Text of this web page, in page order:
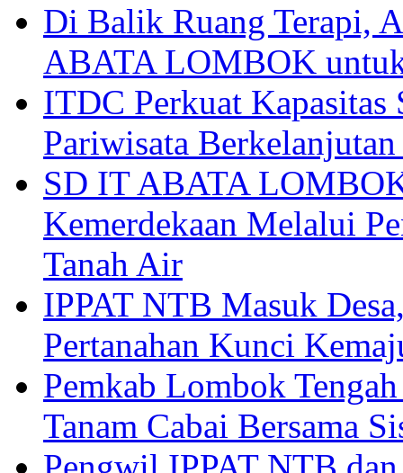
Di Balik Ruang Terapi,
ABATA LOMBOK
ITDC Perkuat
Pariwisata
SD IT ABATA
Kemerdekaan Melalui
Tanah Air
IPPAT NTB Masuk
Pertanahan Kunci
Pemkab Lombok
Tanam Cabai Bersama